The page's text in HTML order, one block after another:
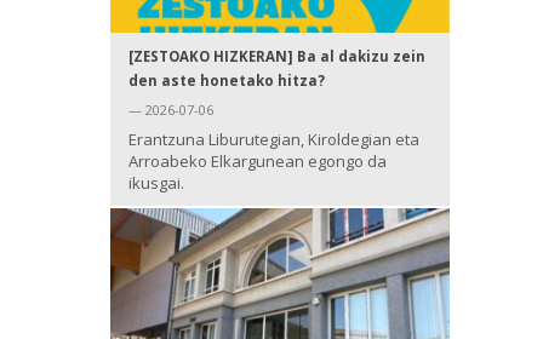
[ZESTOAKO HIZKERAN] Ba al dakizu zein
den aste honetako hitza?
— 2026-07-06
Erantzuna Liburutegian, Kiroldegian eta
Arroabeko Elkargunean egongo da
ikusgai.